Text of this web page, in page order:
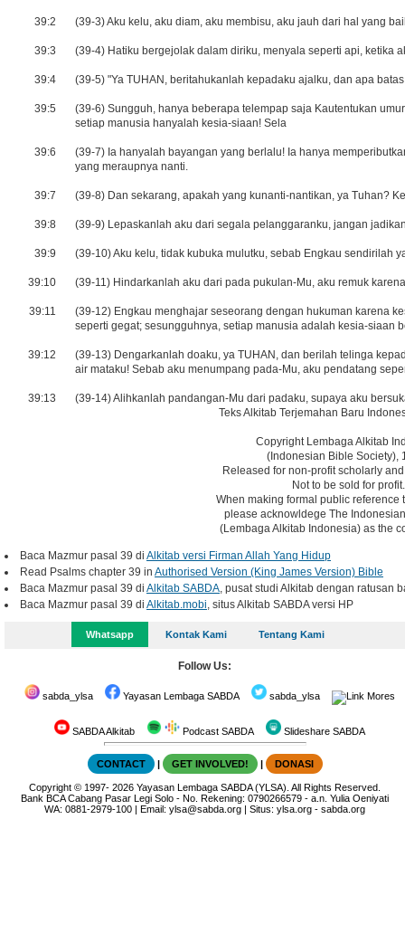
39:2 (39-3) Aku kelu, aku diam, aku membisu, aku jauh dari hal yang
39:3 (39-4) Hatiku bergejolak dalam diriku, menyala seperti api, ketika
39:4 (39-5) "Ya TUHAN, beritahukanlah kepadaku ajalku, dan apa
39:5
(39-6) Sungguh, hanya beberapa telempap saja Kautentukan
setiap manusia hanyalah kesia-siaan! Sela
39:6
(39-7) Ia hanyalah bayangan yang berlalu! Ia hanya
yang meraupnya nanti.
39:7 (39-8) Dan sekarang, apakah yang kunanti-nantikan, ya Tuhan?
39:8 (39-9) Lepaskanlah aku dari segala pelanggaranku, jangan
39:9 (39-10) Aku kelu, tidak kubuka mulutku, sebab Engkau sendirilah
39:10 (39-11) Hindarkanlah aku dari pada pukulan-Mu, aku remuk
39:11
(39-12) Engkau menghajar seseorang dengan hukuman karena
seperti gegat; sesungguhnya, setiap manusia adalah kesia-siaan
39:12
(39-13) Dengarkanlah doaku, ya TUHAN, dan berilah telinga
air mataku! Sebab aku menumpang pada-Mu, aku pendatang
39:13
(39-14) Alihkanlah pandangan-Mu dari padaku, supaya aku
Teks Alkitab Terjemahan Baru
Copyright Lembaga Alkitab
(Indonesian Bible Society),
Released for non-profit scholarly
Not to be sold for profit.
When making formal public reference
please acknowldege The
(Lembaga Alkitab Indonesia) as the
Baca Mazmur pasal 39 di Alkitab versi Firman Allah Yang Hidup
Read Psalms chapter 39 in Authorised Version (King James Version) Bible
Baca Mazmur pasal 39 di Alkitab SABDA, pusat studi Alkitab dengan ratusan
Baca Mazmur pasal 39 di Alkitab.mobi, situs Alkitab SABDA versi HP
Whatsapp Kontak Kami Tentang Kami
Follow Us:
sabda_ylsa Yayasan Lembaga SABDA sabda_ylsa Mores
SABDA Alkitab Podcast SABDA Slideshare SABDA
CONTACT | GET INVOLVED! | DONASI
Copyright © 1997-2026Yayasan Lembaga SABDA (YLSA). All Rights Reserved.
Bank BCA Cabang Pasar Legi Solo - No. Rekening: 0790266579 - a.n. Yulia Oeniyati
WA:0881-2979-100 | Email:ylsa@sabda.org | Situs:ylsa.org -sabda.org